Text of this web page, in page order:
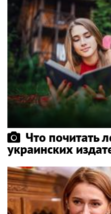
Что почитать
украинских